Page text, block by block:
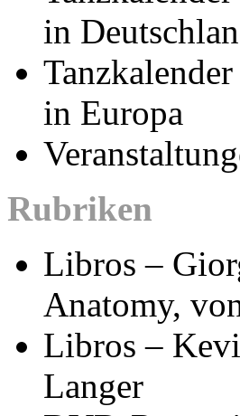
in
in Europa
Rubriken
Libros –
Anatomy,
Libros –
Langer